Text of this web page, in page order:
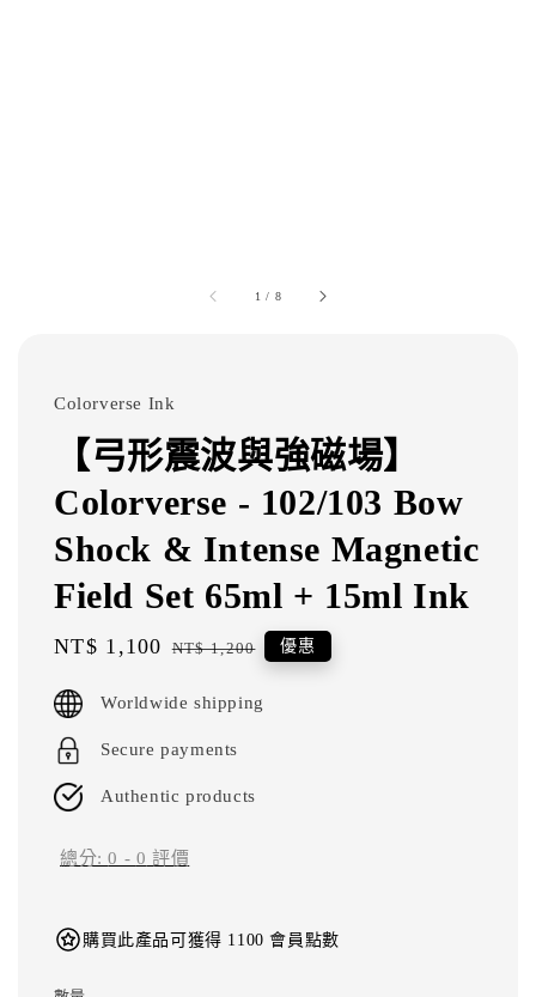
1 / 8
Colorverse Ink
【弓形震波與強磁場】
Colorverse - 102/103 Bow
Shock & Intense Magnetic
Field Set 65ml + 15ml Ink
Sale
NT$ 1,100 Regular
NT$ 1,200 優惠
Worldwide shipping
Secure payments
Authentic products
總分:0 - 0 評價
購買此產品可獲得 1100 會員點數